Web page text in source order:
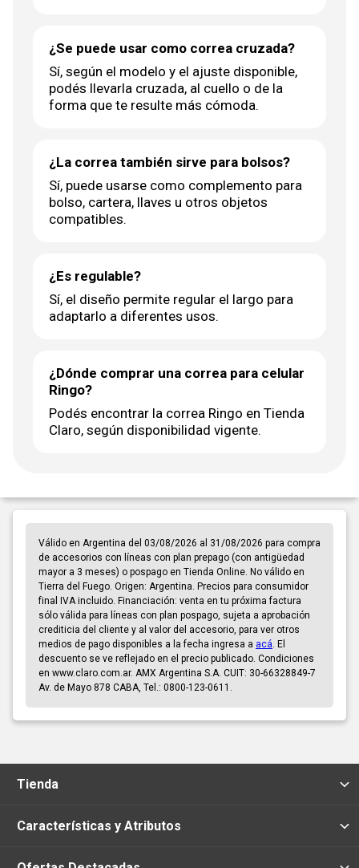
¿Se puede usar como correa cruzada?
Sí, según el modelo y el ajuste disponible,
podés llevarla cruzada, al cuello o de la
forma que te resulte más cómoda.
¿La correa también sirve para bolsos?
Sí, puede usarse como complemento para
bolso, cartera, llaves u otros objetos
compatibles.
¿Es regulable?
Sí, el diseño permite regular el largo para
adaptarlo a diferentes usos.
¿Dónde comprar una correa para celular
Ringo?
Podés encontrar la correa Ringo en Tienda
Claro, según disponibilidad vigente.
Válido en Argentina del 03/08/2026 al 31/08/2026 para compra
de accesorios con líneas con plan prepago (con antigüedad
mayor a 3 meses) o pospago en Tienda Online. No válido en
Tierra del Fuego. Origen: Argentina. Precios para consumidor
final IVA incluido. Financiación: venta en tu próxima factura
sólo válida para líneas con plan pospago, sujeta a aprobación
crediticia del cliente y al valor del accesorio, para ver otros
medios de pago disponibles a la fecha ingresa a acá . El
descuento se ve reflejado en el precio publicado. Condiciones
en www.claro.com.ar. AMX Argentina S.A. CUIT: 30-66328849-7
Av. de Mayo 878 CABA, Tel.: 0800-123-0611.
Tienda
Características y Atributos